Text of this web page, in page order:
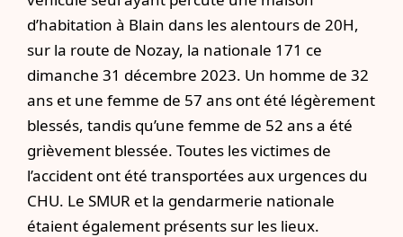
d’habitation à Blain dans les alentours de 20H,
sur la route de Nozay, la nationale 171 ce
dimanche 31 décembre 2023. Un homme de 32
ans et une femme de 57 ans ont été légèrement
blessés, tandis qu’une femme de 52 ans a été
grièvement blessée. Toutes les victimes de
l’accident ont été transportées aux urgences du
CHU. Le SMUR et la gendarmerie nationale
étaient également présents sur les lieux.